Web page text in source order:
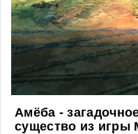
Амёба -
существо из игры